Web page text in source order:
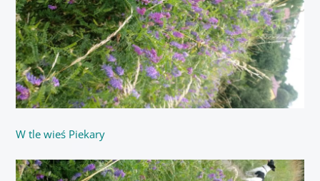
W tle wieś Piekary